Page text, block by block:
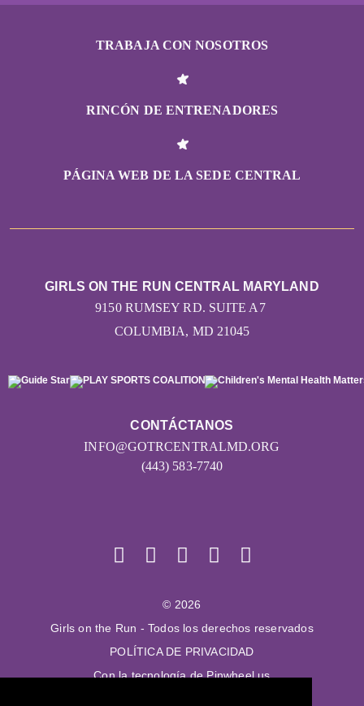
TRABAJA CON NOSOTROS
RINCÓN DE ENTRENADORES
PÁGINA WEB DE LA SEDE CENTRAL
CONTÁCTANOS
INFO@GOTRCENTRALMD.ORG
(443) 583-7740
GIRLS ON THE RUN CENTRAL MARYLAND
9150 RUMSEY RD. SUITE A7
COLUMBIA, MD 21045
© 2026
Girls on the Run - Todos los derechos reservados
POLÍTICA DE PRIVACIDAD
Con la tecnología de Pinwheel.us